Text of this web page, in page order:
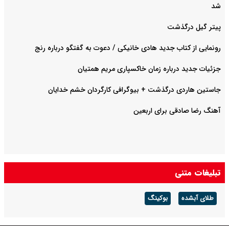
شد
پیتر گیل درگذشت
رونمایی از کتاب جدید هادی خانیکی / دعوت به گفتگو درباره رنج
جزئیات جدید درباره زمان خاکسپاری مریم همتیان
جاستین هاردی درگذشت + بیوگرافی کارگردان خشم خدایان
آهنگ رضا صادقی برای اربعین
تبلیغات متنی
طلای آبشده بوکینگ